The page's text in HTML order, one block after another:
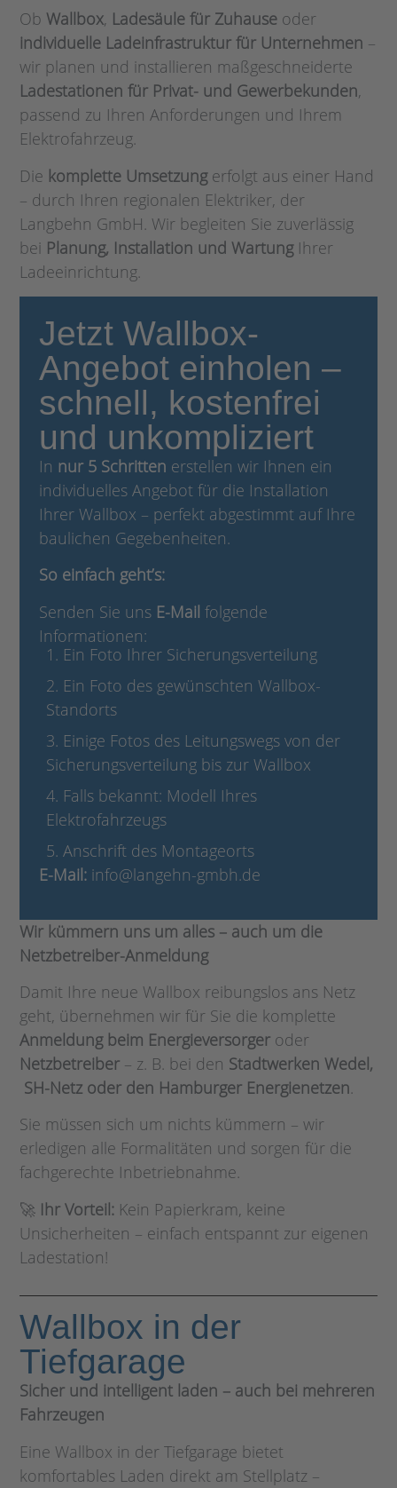
Ob Wallbox, Ladesäule für Zuhause oder
individuelle Ladeinfrastruktur für Unternehmen –
wir planen und installieren maßgeschneiderte
Ladestationen für Privat- und Gewerbekunden,
passend zu Ihren Anforderungen und Ihrem
Elektrofahrzeug.
Die komplette Umsetzungerfolgt aus einer Hand
– durch Ihren regionalen Elektriker, der
Langbehn GmbH. Wir begleiten Sie zuverlässig
bei Planung, Installation und WartungIhrer
Ladeeinrichtung.
Jetzt Wallbox-
Angebot einholen –
schnell, kostenfrei
und unkompliziert
In nur 5 Schritten erstellen wir Ihnen ein
individuelles Angebot für die Installation
Ihrer Wallbox – perfekt abgestimmt auf Ihre
baulichen Gegebenheiten.
So einfach geht’s:
Senden Sie uns E-Mail folgende
Informationen:
1. Ein Foto Ihrer Sicherungsverteilung
2. Ein Foto des gewünschten Wallbox-
Standorts
3. Einige Fotos des Leitungswegs von der
Sicherungsverteilung bis zur Wallbox
4. Falls bekannt: Modell Ihres
Elektrofahrzeugs
5. Anschrift des Montageorts
E-Mail: info@langehn-gmbh.de
Wir kümmern uns um alles – auch um die
Netzbetreiber-Anmeldung
Damit Ihre neue Wallbox reibungslos ans Netz
geht, übernehmen wir für Sie die komplette
Anmeldung beim Energieversorger oder
Netzbetreiber – z. B. bei den Stadtwerken Wedel,
SH-Netz oder den Hamburger Energienetzen.
Sie müssen sich um nichts kümmern – wir
erledigen alle Formalitäten und sorgen für die
fachgerechte Inbetriebnahme.
🚀 Ihr Vorteil: Kein Papierkram, keine
Unsicherheiten – einfach entspannt zur eigenen
Ladestation!
Wallbox in der
Tiefgarage
Sicher und intelligent laden – auch bei mehreren
Fahrzeugen
Eine Wallbox in der Tiefgarage bietet
komfortables Laden direkt am Stellplatz –